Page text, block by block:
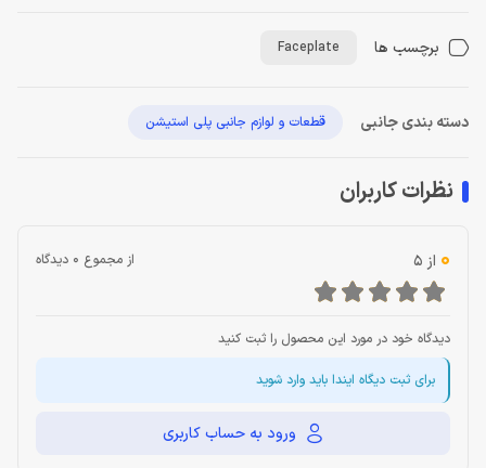
برچسب ها Faceplate
دسته بندی جانبی قطعات و لوازم جانبی پلی استیشن
نظرات کاربران
0 از 5 از مجموع 0 دیدگاه
دیدگاه خود در مورد این محصول را ثبت کنید
برای ثبت دیگاه ایندا باید وارد شوید
ورود به حساب کاربری